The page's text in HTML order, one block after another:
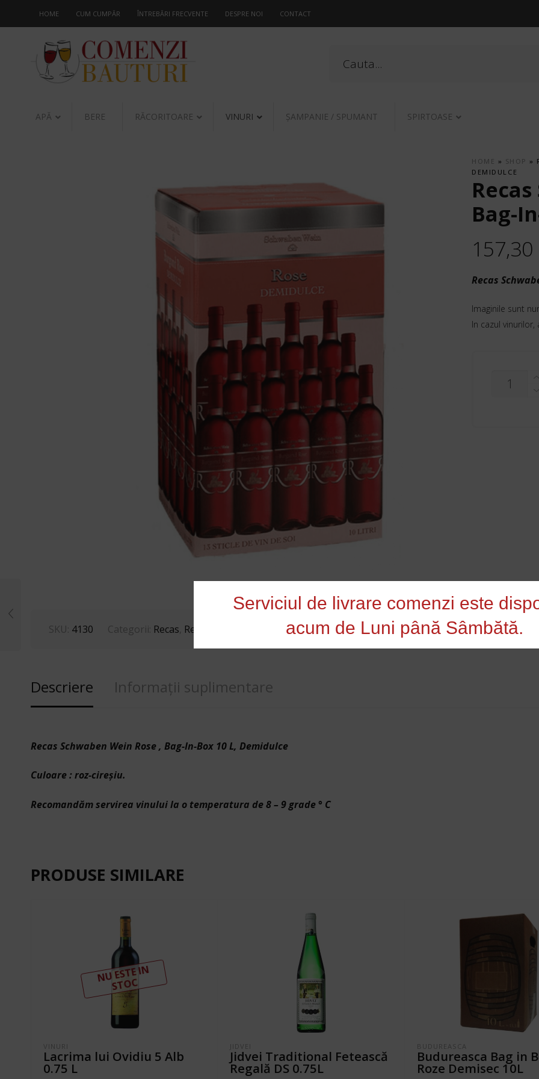
HOME CUM CUMPĂR ÎNTREBĂRI FRECVENTE DESPRE NOI CONTACT
APĂ BERE RĂCORITOARE VINURI ŞAMPANIE / SPUMANT SPIRTOASE
HOME » SHOP »
DEMIDULCE
Bag-
157,30
Recas
Imaginile sunt
In cazul
RECAS
SKU: 4130 Categorii: Recas Recas Vinuri Bag-in-box
Descriere Informații suplimentare
Recas Schwaben Wein Rose , Bag-In-Box 10 L, Demidulce
Culoare : roz-cireșiu.
Recomandăm servirea vinului la o temperatura de 8 – 9 grade ° C
PRODUSE SIMILARE
N
U ESTE I
N
ST
OC
VINURI
Lacrima lui Ovidiu 5 Alb
0.75 L
JIDVEI
Jidvei Traditional Fetească
Regală DS 0.75L
BUDUREASCA
Budureasca Bag in
Roze Demisec 10L
Serviciul de livrare comenzi este
acum de Luni până Sâmbătă.